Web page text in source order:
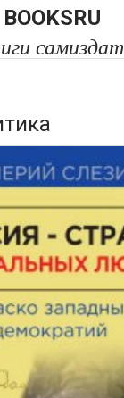
BOOKSRU
самиздат